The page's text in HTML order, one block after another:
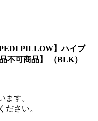
PILLOW】ハイブ
不可商品】 （BLK）
ます。
ださい。